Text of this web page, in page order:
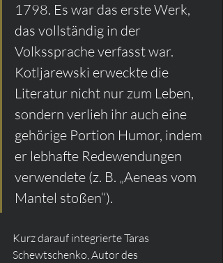
1798. Es war das erste Werk,
das vollständig in der
Volkssprache verfasst war.
Kotljarewski erweckte die
Literatur nicht nur zum Leben,
sondern verlieh ihr auch eine
gehörige Portion Humor, indem
er lebhafte Redewendungen
verwendete (z. B. „Aeneas vom
Mantel stoßen“).
Kurz darauf integrierte Taras
Schewtschenko, Autor des